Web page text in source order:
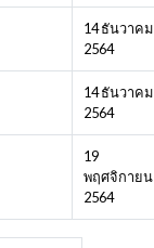
14 ธันวาคม
2564
14 ธันวาคม
2564
19
พฤศจิกายน
2564